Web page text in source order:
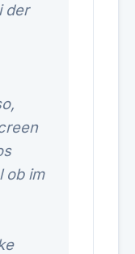
der
ob im